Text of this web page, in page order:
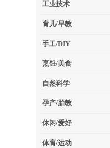
工业技术
育儿/早教
手工/DIY
烹饪/美食
自然科学
孕产/胎教
休闲/爱好
体育/运动